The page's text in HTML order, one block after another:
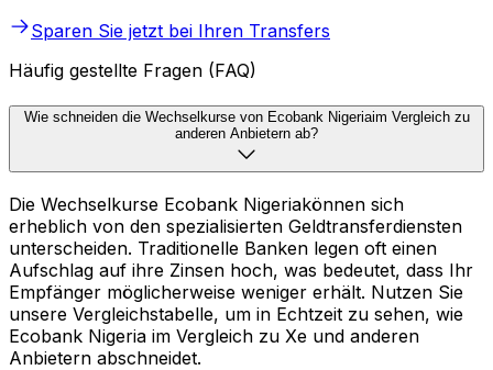
Sparen Sie jetzt bei Ihren Transfers
Häufig gestellte Fragen (FAQ)
Wie schneiden die Wechselkurse von Ecobank Nigeriaim Vergleich zu
anderen Anbietern ab?
Die Wechselkurse Ecobank Nigeriakönnen sich
erheblich von den spezialisierten Geldtransferdiensten
unterscheiden. Traditionelle Banken legen oft einen
Aufschlag auf ihre Zinsen hoch, was bedeutet, dass Ihr
Empfänger möglicherweise weniger erhält. Nutzen Sie
unsere Vergleichstabelle, um in Echtzeit zu sehen, wie
Ecobank Nigeria im Vergleich zu Xe und anderen
Anbietern abschneidet.